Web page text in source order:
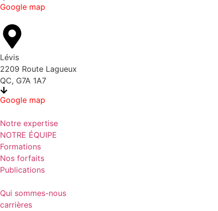
Google map
Lévis
2209 Route Lagueux
QC, G7A 1A7
Google map
Notre expertise
NOTRE ÉQUIPE
Formations
Nos forfaits
Publications
Qui sommes-nous
carrières